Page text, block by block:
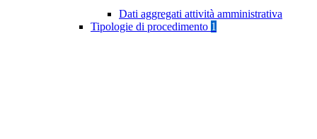
Dati aggregati attività amministrativa
Tipologie di procedimento 1